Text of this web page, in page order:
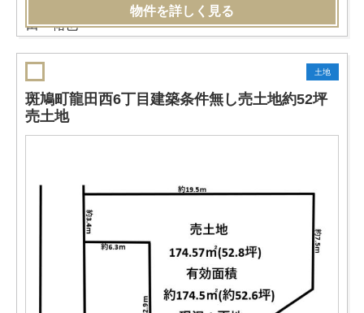
物件を詳しく見る
土地
斑鳩町龍田西6丁目建築条件無し売土地約52坪
売土地